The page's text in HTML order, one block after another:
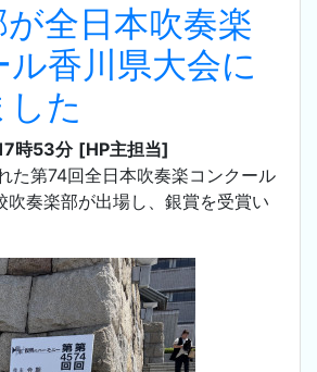
全日本吹奏楽
ル香川県大会に
た
時53分 [HP主担当]
た第74回全日本吹奏楽コンクール
吹奏楽部が出場し、銀賞を受賞い